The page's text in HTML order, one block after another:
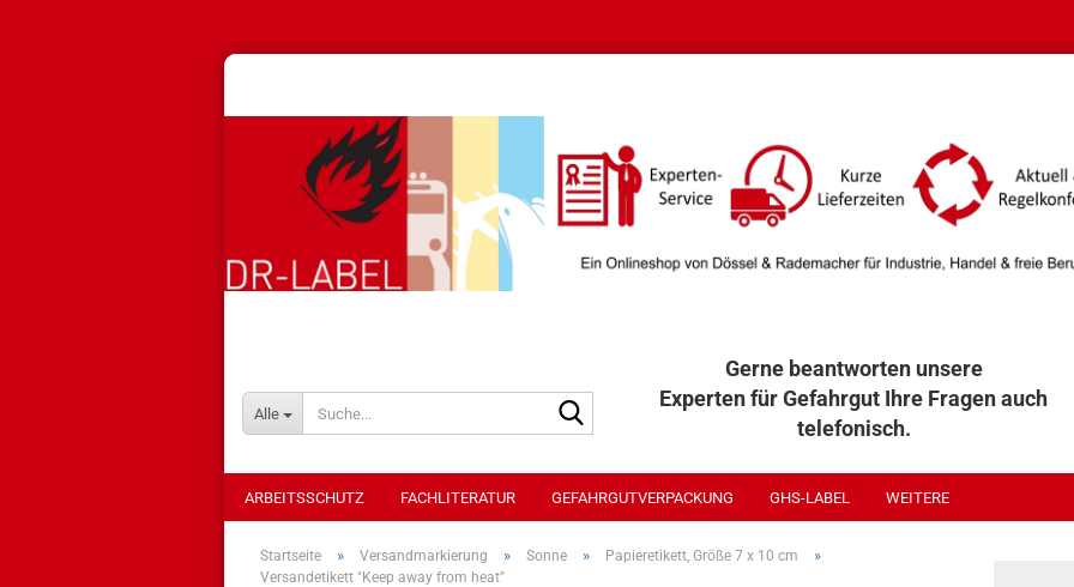
Alle
Gerne beantworten unsere
Experten für Gefahrgut Ihre Fragen auch
telefonisch.
ARBEITSSCHUTZ FACHLITERATUR GEFAHRGUTVERPACKUNG GHS-LABEL WEITERE
Startseite » Versandmarkierung » Sonne » Papieretikett, Größe 7 x 10 cm »
Versandetikett "Keep away from heat"